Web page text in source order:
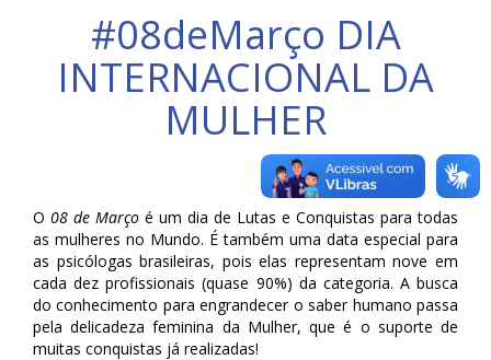
#08deMarço DIA
INTERNACIONAL DA
MULHER
O 08 de Março é um dia de Lutas e Conquistas para todas
as mulheres no Mundo. É também uma data especial para
as psicólogas brasileiras, pois elas representam nove em
cada dez profissionais (quase 90%) da categoria. A busca
do conhecimento para engrandecer o saber humano passa
pela delicadeza feminina da Mulher, que é o suporte de
muitas conquistas já realizadas!